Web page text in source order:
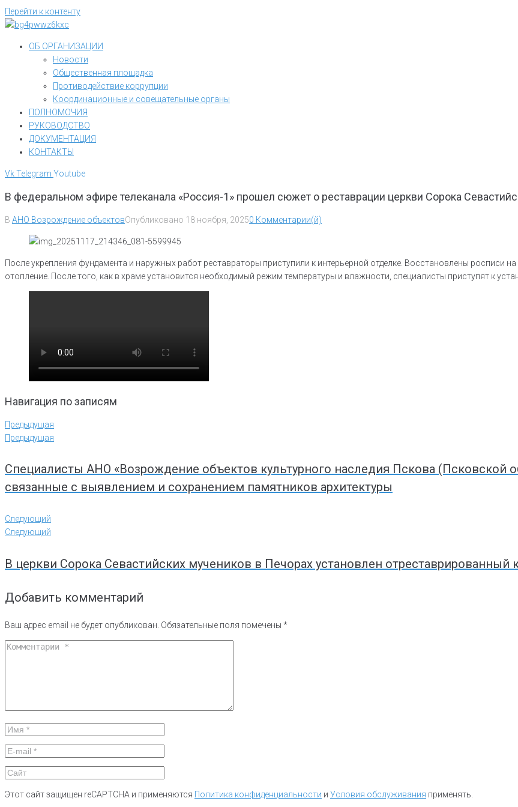
Перейти к контенту
ОБ ОРГАНИЗАЦИИ
Новости
Общественная площадка
Противодействие коррупции
Координационные и совещательные органы
ПОЛНОМОЧИЯ
РУКОВОДСТВО
ДОКУМЕНТАЦИЯ
КОНТАКТЫ
VkTelegram Youtube
В федеральном эфире телеканала «Россия-1» прошел сюжет о реставрации церкви Сорока
В АНО Возрождение объектовОпубликовано 18 ноября, 20250 Комментарии(й)
После укрепления фундамента и наружных работ реставраторы приступили к интерьерной отделке. Восстановлены росписи
отопление. После того, как в храме установится необходимый режим температуры и влажности, специалисты приступят к
Навигация по записям
Предыдущая
Предыдущая
Специалисты АНО «Возрождение объектов культурного наследия Пскова (Псковской
связанные с выявлением и сохранением памятников архитектуры
Следующий
Следующий
В церкви Сорока Севастийских мучеников в Печорах установлен отреставрированный
Добавить комментарий
Ваш адрес email не будет опубликован. Обязательные поля помечены *
Этот сайт защищен reCAPTCHA и применяются Политика конфиденциальности и Условия обслуживания применять.